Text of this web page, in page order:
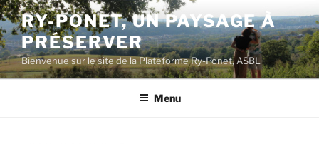
Aller
au
contenu
principal
RY-PONET, UN PAYSAGE À
PRÉSERVER
Bienvenue sur le site de la Plateforme Ry-Ponet, ASBL
Menu